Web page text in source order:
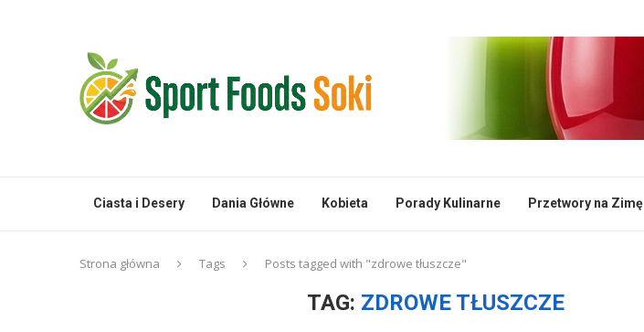
Ciasta i Desery Dania Główne Kobieta Porady Kulinarne Przetwory na Zimę
Strona główna Tags Posts tagged with "zdrowe tłuszcze"
TAG: ZDROWE TŁUSZCZE